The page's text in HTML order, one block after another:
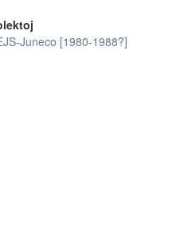
Juneco [1980-1988?]